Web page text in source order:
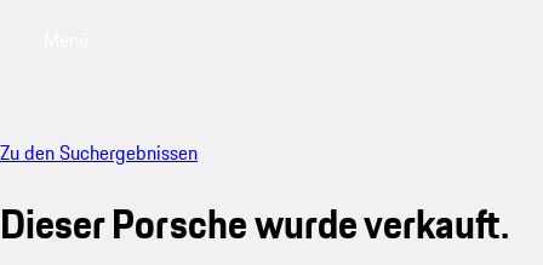
Zu den Suchergebnissen
Dieser Porsche wurde verkauft.